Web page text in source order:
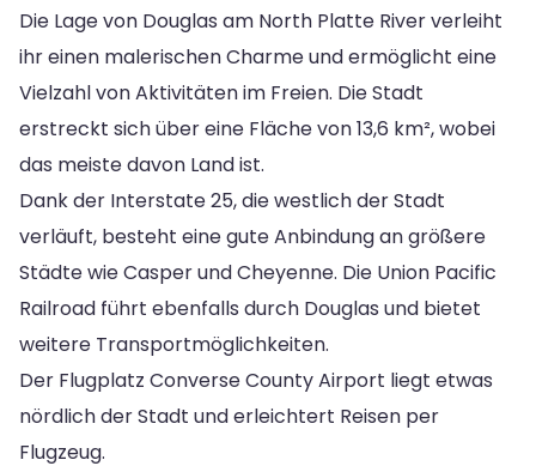
Die Lage von Douglas am North Platte River verleiht
ihr einen malerischen Charme und ermöglicht eine
Vielzahl von Aktivitäten im Freien. Die Stadt
erstreckt sich über eine Fläche von 13,6 km², wobei
das meiste davon Land ist.
Dank der Interstate 25, die westlich der Stadt
verläuft, besteht eine gute Anbindung an größere
Städte wie Casper und Cheyenne. Die Union Pacific
Railroad führt ebenfalls durch Douglas und bietet
weitere Transportmöglichkeiten.
Der Flugplatz Converse County Airport liegt etwas
nördlich der Stadt und erleichtert Reisen per
Flugzeug.